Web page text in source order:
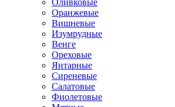
Оливковые
Оранжевые
Вишневые
Изумрудные
Венге
Ореховые
Янтарные
Сиреневые
Салатовые
Фиолетовые